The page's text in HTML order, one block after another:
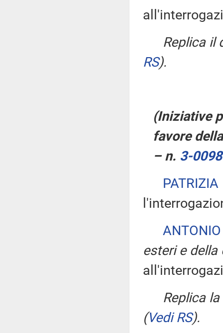
Replica il
RS).
(Iniziative
favore
– n. 3-
esteri e
Replica
(Vedi RS).